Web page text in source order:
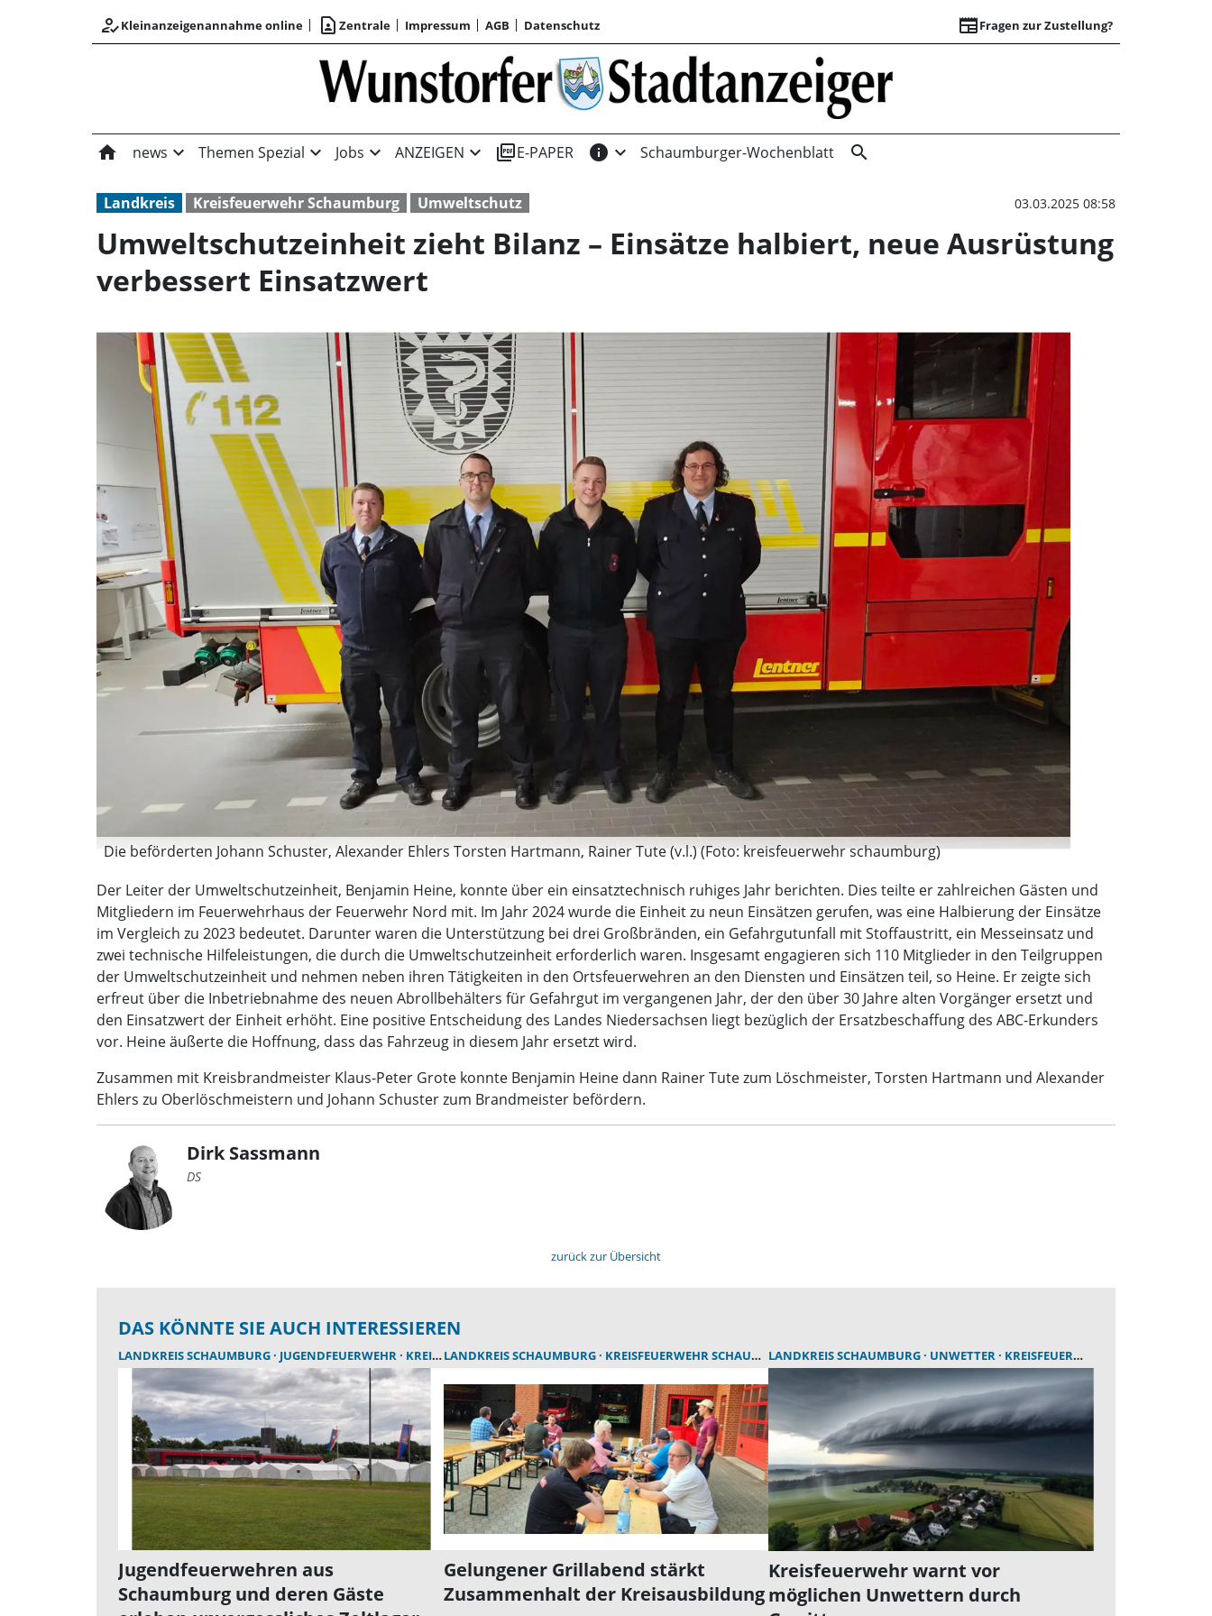
how_to_regKleinanzeigenannahme online contact_page Zentrale Impressum AGB Datenschutz newspaperFragen zur Zustellung?
home news expand_more Themen Spezial expand_more Jobs expand_more ANZEIGEN expand_more picture_as_pdfE-PAPER info expand_more Schaumburger-Wochenblatt search
Landkreis Kreisfeuerwehr Schaumburg Umweltschutz 03.03.2025 08:58
Umweltschutzeinheit zieht Bilanz – Einsätze halbiert, neue Ausrüstung
verbessert Einsatzwert
Die beförderten Johann Schuster, Alexander Ehlers Torsten Hartmann, Rainer Tute (v.l.) (Foto: kreisfeuerwehr schaumburg)
Der Leiter der Umweltschutzeinheit, Benjamin Heine, konnte über ein einsatztechnisch ruhiges Jahr berichten. Dies teilte er zahlreichen Gästen und
Mitgliedern im Feuerwehrhaus der Feuerwehr Nord mit. Im Jahr 2024 wurde die Einheit zu neun Einsätzen gerufen, was eine Halbierung der Einsätze
im Vergleich zu 2023 bedeutet. Darunter waren die Unterstützung bei drei Großbränden, ein Gefahrgutunfall mit Stoffaustritt, ein Messeinsatz und
zwei technische Hilfeleistungen, die durch die Umweltschutzeinheit erforderlich waren. Insgesamt engagieren sich 110 Mitglieder in den Teilgruppen
der Umweltschutzeinheit und nehmen neben ihren Tätigkeiten in den Ortsfeuerwehren an den Diensten und Einsätzen teil, so Heine. Er zeigte sich
erfreut über die Inbetriebnahme des neuen Abrollbehälters für Gefahrgut im vergangenen Jahr, der den über 30 Jahre alten Vorgänger ersetzt und
den Einsatzwert der Einheit erhöht. Eine positive Entscheidung des Landes Niedersachsen liegt bezüglich der Ersatzbeschaffung des ABC-Erkunders
vor. Heine äußerte die Hoffnung, dass das Fahrzeug in diesem Jahr ersetzt wird.
Zusammen mit Kreisbrandmeister Klaus-Peter Grote konnte Benjamin Heine dann Rainer Tute zum Löschmeister, Torsten Hartmann und Alexander
Ehlers zu Oberlöschmeistern und Johann Schuster zum Brandmeister befördern.
Dirk Sassmann
DS
zurück zur Übersicht
DAS KÖNNTE SIE AUCH INTERESSIEREN
LANDKREIS SCHAUMBURG JUGENDFEUERWEHR KREISFEUERWEHR SCHAUMBURG
Jugendfeuerwehren aus
Schaumburg und deren Gäste
LANDKREIS SCHAUMBURG KREISFEUERWEHR SCHAUMBURG AUSBILDUNG
Gelungener Grillabend stärkt
Zusammenhalt der Kreisausbildung
LANDKREIS SCHAUMBURG UNWETTER KREISFEUERWEHR SCHAUMBURG
Kreisfeuerwehr warnt vor
möglichen Unwettern durch